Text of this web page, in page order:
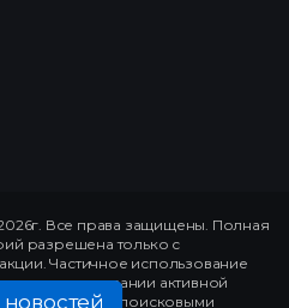
Все права защищены. Полная
разрешена только с
Частичное использование
использовании активной
поисковыми